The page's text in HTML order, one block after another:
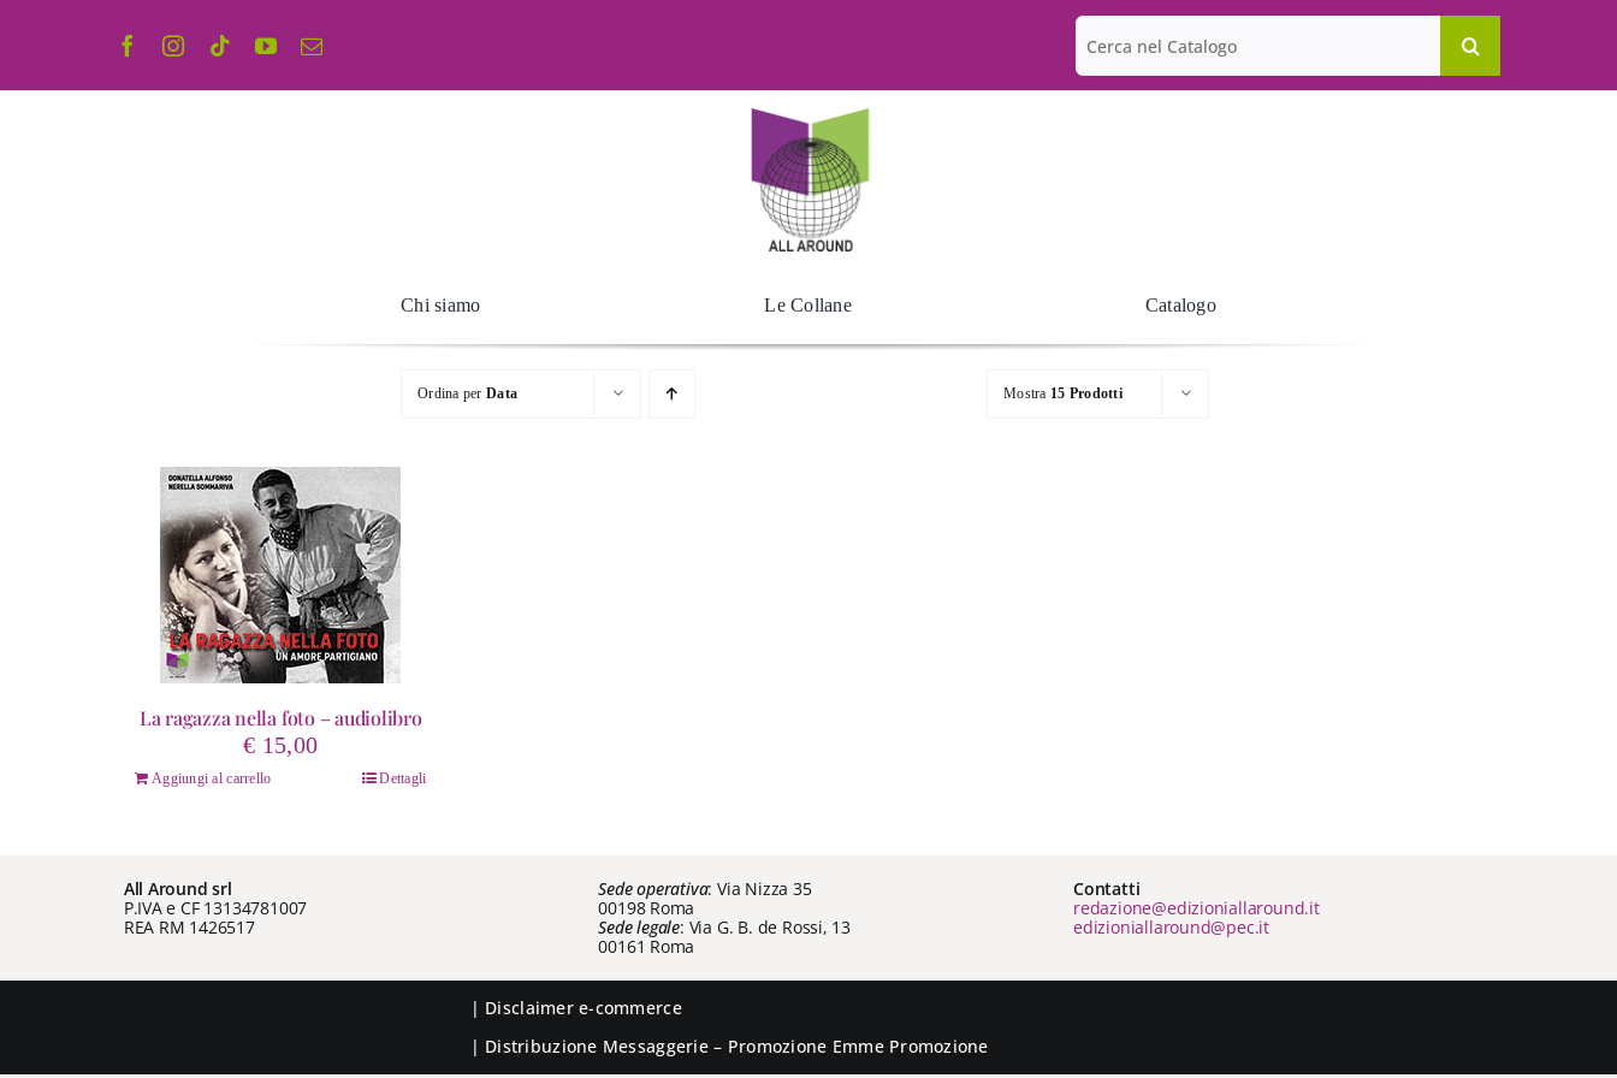
Cerca
per:
Chi siamo Le Collane Catalogo
Ordina per Data Mostra 15 Prodotti
La ragazza nella foto – audiolibro
€ 15,00
Aggiungi al carrello Dettagli
All Around srl
P.IVA e CF 13134781007
REA RM 1426517
Sede operativa: Via Nizza 35
00198 Roma
Sede legale: Via G. B. de Rossi, 13
00161 Roma
Contatti
redazione@edizioniallaround.it
edizioniallaround@pec.it
| Disclaimer e-commerce
| Distribuzione Messaggerie– Promozione Emme Promozione